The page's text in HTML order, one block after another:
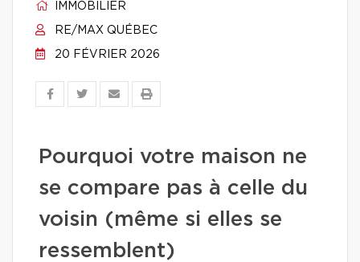
IMMOBILIER
RE/MAX QUÉBEC
20 FÉVRIER 2026
Pourquoi votre maison ne
se compare pas à celle du
voisin (même si elles se
ressemblent)